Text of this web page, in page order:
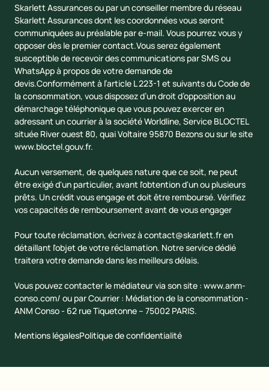
Skarlett Assurances ou par un conseiller membre du réseau
Skarlett Assurances dont les coordonnées vous seront
communiquées au préalable par e-mail. Vous pourrez vous y
opposer dès le premier contact.Vous serez également
susceptible de recevoir des communications par SMS ou
WhatsApp à propos de votre demande de
devis.Conformément à l’article L 223-1 et suivants du Code de
la consommation, vous disposez d’un droit d’opposition au
démarchage téléphonique que vous pouvez exercer en
adressant un courrier à la société Worldline, Service BLOCTEL
située River ouest 80, quai Voltaire 95870 Bezons ou sur le site
www.bloctel.gouv.fr.
Aucun versement, de quelques nature que ce soit, ne peut
être exigé d'un particulier, avant l'obtention d'un ou plusieurs
prêts. Un crédit vous engage et doit être remboursé. Vérifiez
vos capacités de remboursement avant de vous engager
Pour toute réclamation, écrivez à contact@skarlett.fren
détaillant l'objet de votre réclamation. Notre service dédié
traitera votre demande dans les meilleurs délais.
Vous pouvez contacter le médiateur via son site : www.anm-
conso.com/ ou par Courrier : Médiation de la consommation -
ANM Conso - 62 rue Tiquetonne – 75002 PARIS.
Mentions légalesPolitique de confidentialité